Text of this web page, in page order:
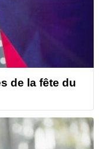
de la fête du